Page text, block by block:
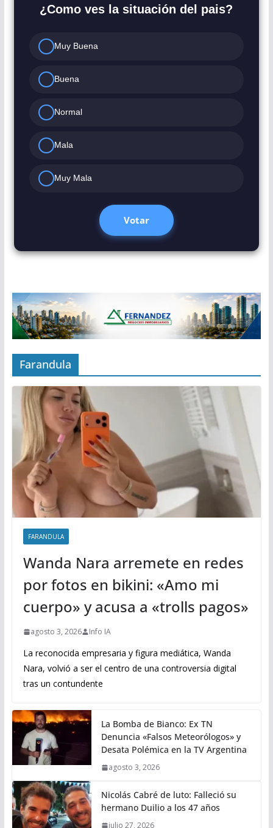
¿Como ves la situación del pais?
Muy Buena
Buena
Normal
Mala
Muy Mala
Votar
Farandula
FARANDULA
Wanda Nara arremete en redes
por fotos en bikini: «Amo mi
cuerpo» y acusa a «trolls pagos»
agosto 3, 2026 Info IA
La reconocida empresaria y figura mediática, Wanda
Nara, volvió a ser el centro de una controversia digital
tras un contundente
La Bomba de Bianco: Ex TN
Denuncia «Falsos Meteorólogos» y
Desata Polémica en la TV Argentina
agosto 3, 2026
Nicolás Cabré de luto: Falleció su
hermano Duilio a los 47 años
julio 27, 2026